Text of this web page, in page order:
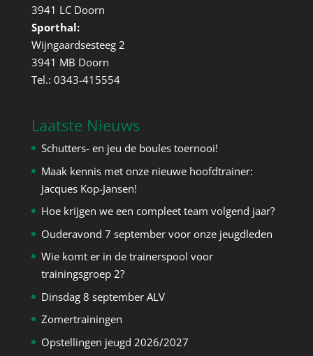
3941 LC Doorn
Sporthal:
Wijngaardsesteeg 2
3941 MB Doorn
Tel.: 0343-415554
Laatste Nieuws
Schutters- en jeu de boules toernooi!
Maak kennis met onze nieuwe hoofdtrainer:
Jacques Kop-Jansen!
Hoe krijgen we een compleet team volgend jaar?
Ouderavond 7 september voor onze jeugdleden
Wie komt er in de trainerspool voor
trainingsgroep 2?
Dinsdag 8 september ALV
Zomertrainingen
Opstellingen jeugd 2026/2027